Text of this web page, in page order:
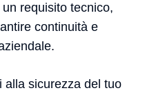
requisito tecnico,
continuità e
alla sicurezza del tuo